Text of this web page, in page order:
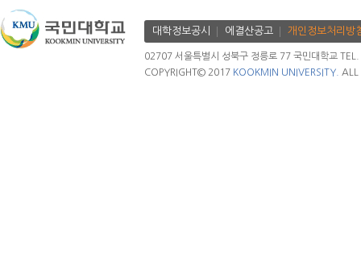
대학정보공시 에결산공고 개인정보처리방
02707 서울특별시 성북구 정릉로 77 국민대학교
COPYRIGHT© 2017 KOOKMIN UNIVERSITY. ALL